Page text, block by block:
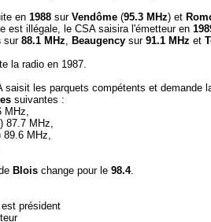
en 1988 sur Vendôme (95.3 MHz) et
est illégale, le CSA saisira l'émetteur en
sur 88.1 MHz, Beaugency sur 91.1 MHz et
la radio en 1987.
saisit les parquets compétents et demande
suivantes :
MHz,
87.7 MHz,
89.6 MHz,
Blois change pour le 98.4.
est président